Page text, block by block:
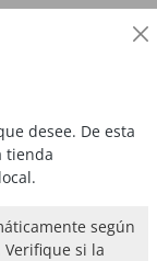
desee. De esta
tienda
según
si la